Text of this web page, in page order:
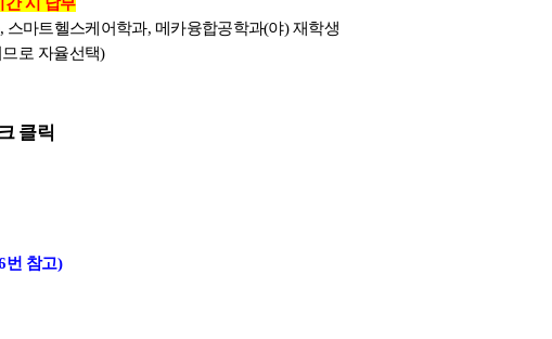
마트헬스케어학과, 메카융합공학과(야) 재학생
로 자율선택)
클릭
참고)